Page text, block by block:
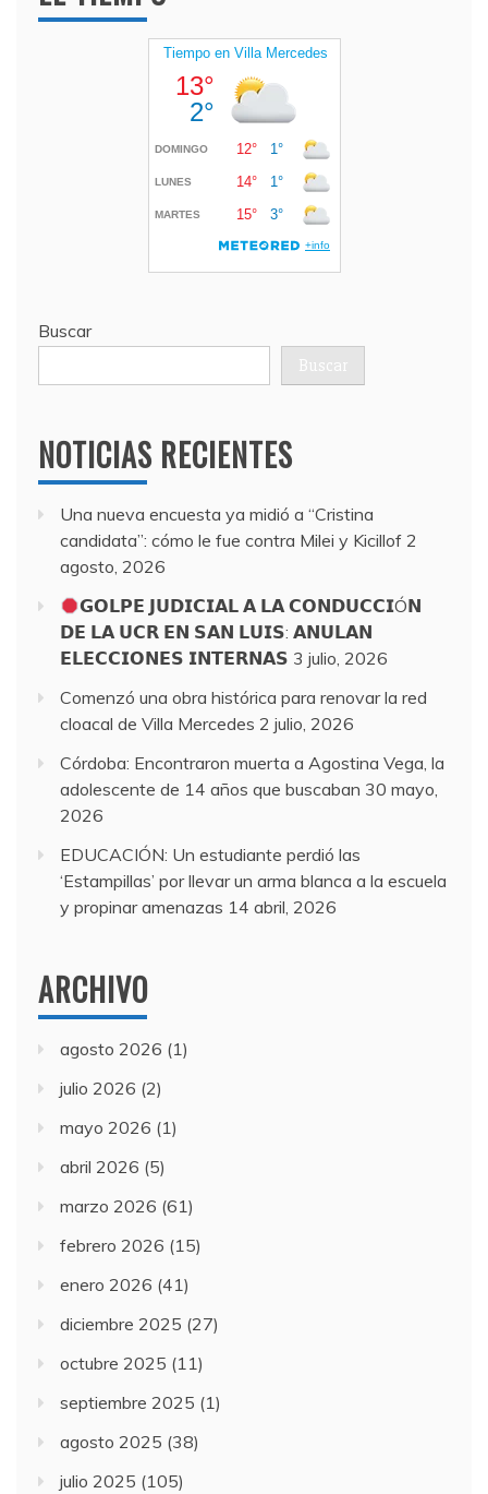
Buscar
Buscar
NOTICIAS RECIENTES
Una nueva encuesta ya midió a “Cristina
candidata”: cómo le fue contra Milei y Kicillof 2
agosto, 2026
𝗚𝗢𝗟𝗣𝗘 𝗝𝗨𝗗𝗜𝗖𝗜𝗔𝗟 𝗔 𝗟𝗔 𝗖𝗢𝗡𝗗𝗨𝗖𝗖𝗜Ó𝗡
𝗗𝗘 𝗟𝗔 𝗨𝗖𝗥 𝗘𝗡 𝗦𝗔𝗡 𝗟𝗨𝗜𝗦: 𝗔𝗡𝗨𝗟𝗔𝗡
𝗘𝗟𝗘𝗖𝗖𝗜𝗢𝗡𝗘𝗦 𝗜𝗡𝗧𝗘𝗥𝗡𝗔𝗦 3 julio, 2026
Comenzó una obra histórica para renovar la red
cloacal de Villa Mercedes 2 julio, 2026
Córdoba: Encontraron muerta a Agostina Vega, la
adolescente de 14 años que buscaban 30 mayo,
2026
EDUCACIÓN: Un estudiante perdió las
‘Estampillas’ por llevar un arma blanca a la escuela
y propinar amenazas 14 abril, 2026
ARCHIVO
agosto 2026 (1)
julio 2026 (2)
mayo 2026 (1)
abril 2026 (5)
marzo 2026 (61)
febrero 2026 (15)
enero 2026 (41)
diciembre 2025 (27)
octubre 2025 (11)
septiembre 2025 (1)
agosto 2025 (38)
julio 2025 (105)